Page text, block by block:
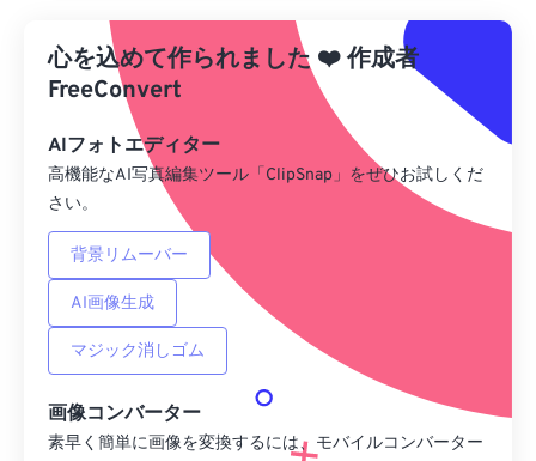
プリセットから適用
プリセットとして保存
心を込めて作られました ❤️作成者
FreeConvert
AIフォトエディター
高機能なAI写真編集ツール「ClipSnap」をぜひお試しくだ
さい。
背景リムーバー
AI画像生成
マジック消しゴム
画像コンバーター
素早く簡単に画像を変換するには、モバイルコンバーター